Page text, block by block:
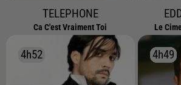
TELEPHONE
Ca C'est Vraiment Toi Le
4h52
4h52 4h49
4h49